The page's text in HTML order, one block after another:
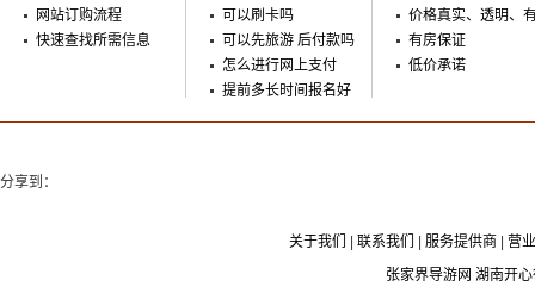
网站订购流程
快速查找所需信息
可以刷卡吗
可以先旅游 后付款吗
怎么进行网上支付
提前多长时间报名好
价格真实、透明、
有房保证
低价承诺
分享到：
关于我们 联系我们 服务提供商
营
张家界导游网 湖南开